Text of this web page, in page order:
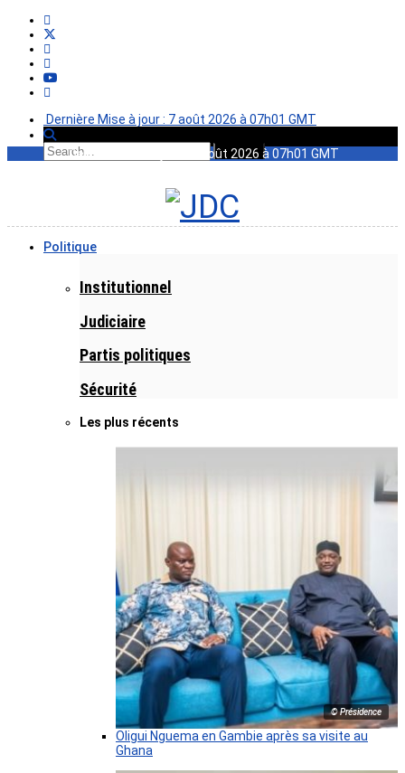
Dernière Mise à jour : 7 août 2026 à 07h01 GMT
Dernière Mise à jour : 7 août 2026 à 07h01 GMT
Politique
Institutionnel
Judiciaire
Partis politiques
Sécurité
Les plus récents
© Présidence
Oligui Nguema en Gambie après sa visite au
Ghana